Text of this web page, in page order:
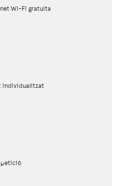
Wi-Fi gratuïta
individualitzat
petició